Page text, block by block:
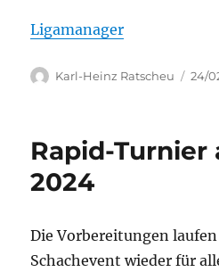
Ligamanager
Autor
Karl-Heinz Ratscheu 24/
Rapid-Turnier
2024
Die Vorbereitungen
Schachevent wieder für